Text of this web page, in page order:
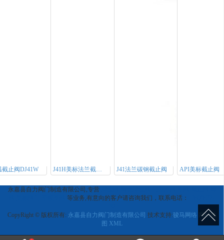
截止阀DJ41W J41法兰碳钢截止阀 API美标截止阀
永嘉县自力阀门制造有限公司,专营
等业务,有意向的客户请咨询我们，联系电话：
CopyRight © 版权所有: 永嘉县自力阀门制造有限公司 技术支持:骏马网络
网站地
图 XML